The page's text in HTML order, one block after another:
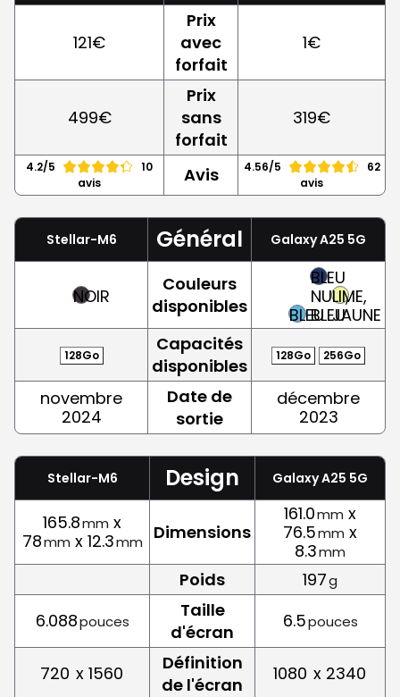
121€
Prix
avec
forfait
1€
499€
Prix
sans
forfait
319€
4.2/5
10
avis
Avis 4.56/5
62
avis
Stellar-M6 Général Galaxy A25 5G
NOIR
Couleurs
disponibles
BLEU
BLEU
NUIT,
BLEU
LIME,
JAUNE
128Go
Capacités
disponibles
128Go 256Go
novembre
2024
Date de
sortie
décembre
2023
Stellar-M6 Design Galaxy A25 5G
165.8mm x
78mm x 12.3mm Dimensions
161.0mm x
76.5mm x
8.3mm
Poids 197g
6.088pouces
Taille
d'écran
6.5pouces
720 x 1560
Définition
de l'écran
1080 x 2340